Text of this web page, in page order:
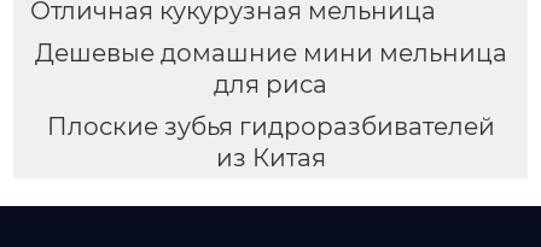
Отличная кукурузная мельница
Дешевые домашние мини мельница
для риса
Плоские зубья гидроразбивателей
из Китая